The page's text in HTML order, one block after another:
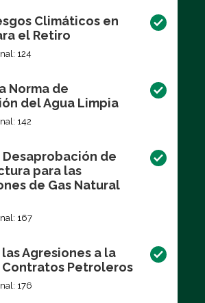
Climáticos en
el Retiro
124
Norma de
del Agua Limpia
142
Desaprobación de
para las
de Gas Natural
167
Agresiones a la
Contratos Petroleros
176